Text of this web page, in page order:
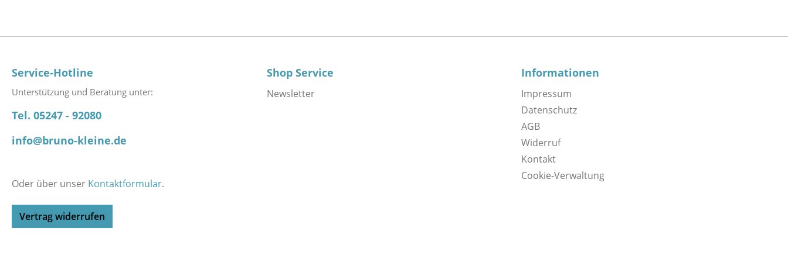
Service-Hotline
Unterstützung und Beratung unter:
Tel. 05247 - 92080
info@bruno-kleine.de
Oder über unser Kontaktformular.
Vertrag widerrufen
Shop Service
Newsletter
Informationen
Impressum
Datenschutz
AGB
Widerruf
Kontakt
Cookie-Verwaltung